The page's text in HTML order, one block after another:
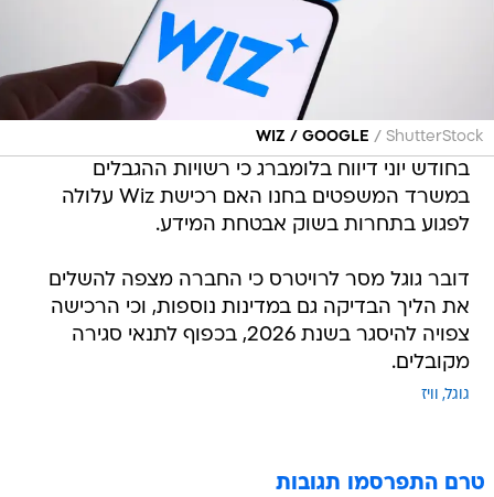
WIZ / GOOGLE / ShutterStock
בחודש יוני דיווח בלומברג כי רשויות ההגבלים
במשרד המשפטים בחנו האם רכישת Wiz עלולה
לפגוע בתחרות בשוק אבטחת המידע.
דובר גוגל מסר לרויטרס כי החברה מצפה להשלים
את הליך הבדיקה גם במדינות נוספות, וכי הרכישה
צפויה להיסגר בשנת 2026, בכפוף לתנאי סגירה
מקובלים.
גוגל וויז
טרם התפרסמו תגובות